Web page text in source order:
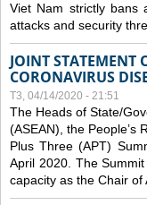
Viet Nam strictly bans
attacks and security
JOINT STATEMENT
CORONAVIRUS
T3, 04/14/2020 - 21:51
The Heads of State/
(ASEAN), the People’s
Plus Three (APT)
April 2020. The
capacity as the Chair of